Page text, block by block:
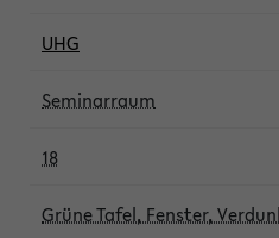
UHG
Seminarraum
18
Grüne Tafel, Fenster,